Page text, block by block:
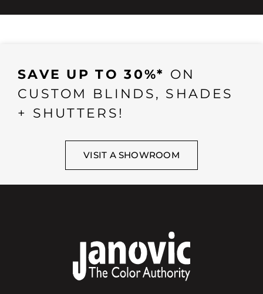
SAVE UP TO 30%* ON
CUSTOM BLINDS, SHADES
+ SHUTTERS!
VISIT A SHOWROOM